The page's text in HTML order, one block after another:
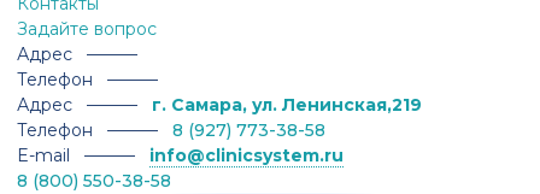
Задайте вопрос
Адрес ———
Телефон ———
Адрес ——— г. Самара, ул. Ленинская,219
Телефон ——— 8 (927) 773-38-58
E-mail ——— info@clinicsystem.ru
8 (800) 550-38-58